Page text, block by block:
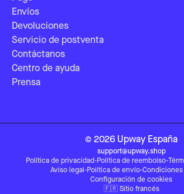
Envíos
Devoluciones
Servicio de postventa
Contáctanos
Centro de ayuda
Prensa
© 2026 Upway España
support@upway.shop
Política de privacidad-Política de reembolso-
Aviso legal -Política de envío-Condiciones
Configuración de cookies
🇫🇷 Sitio francés